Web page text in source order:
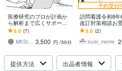
医療研究のプロが計画か
ら解析まで広くサポート
します 医療現場で働く皆
さまの研究を、豊富な経
験と知識で支援します。
5.0 (7)
MKStatAd 3,500 円 /30分
予約受付
訪問看護令和8
改訂対策相談お
す 訪問看護なら
酬制度や運営上の
お受けします
5.0 (2)
loyal_meme
提供方法 出品者情報